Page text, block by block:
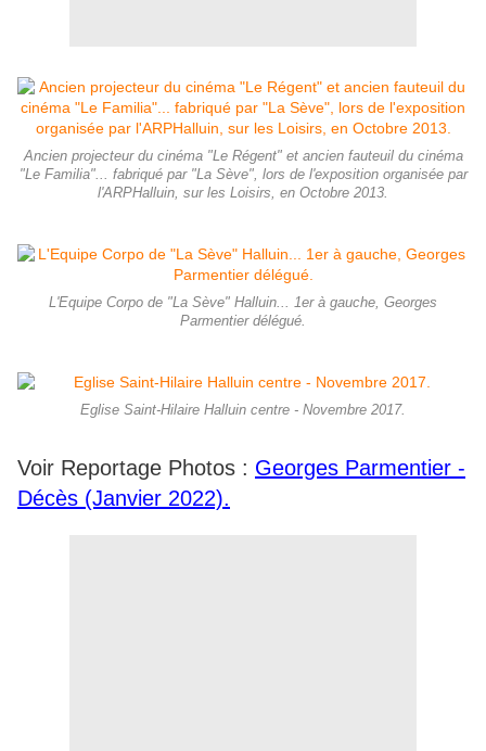
Ancien projecteur du cinéma "Le Régent" et ancien fauteuil du cinéma
"Le Familia"... fabriqué par "La Sève", lors de l'exposition organisée par
l'ARPHalluin, sur les Loisirs, en Octobre 2013.
L'Equipe Corpo de "La Sève" Halluin... 1er à gauche, Georges
Parmentier délégué.
Eglise Saint-Hilaire Halluin centre - Novembre 2017.
Voir Reportage Photos : Georges Parmentier -
Décès (Janvier 2022).